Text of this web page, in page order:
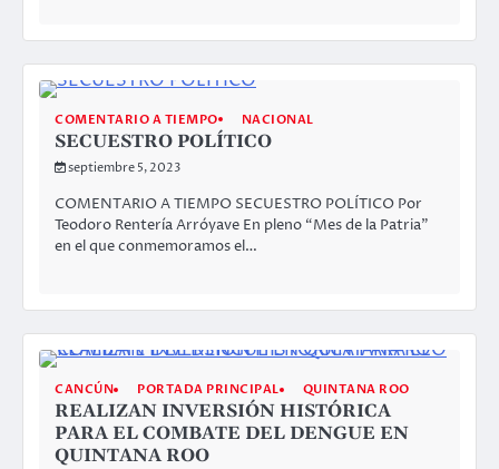
COMENTARIO A TIEMPO NACIONAL
SECUESTRO POLÍTICO
septiembre 5, 2023
COMENTARIO A TIEMPO SECUESTRO POLÍTICO Por
Teodoro Rentería Arróyave En pleno “Mes de la Patria”
en el que conmemoramos el…
CANCÚN PORTADA PRINCIPAL QUINTANA ROO
REALIZAN INVERSIÓN HISTÓRICA
PARA EL COMBATE DEL DENGUE EN
QUINTANA ROO